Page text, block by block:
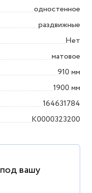
одностенное
раздвижные
Нет
матовое
910 мм
1900 мм
164631784
K0000323200
вашу